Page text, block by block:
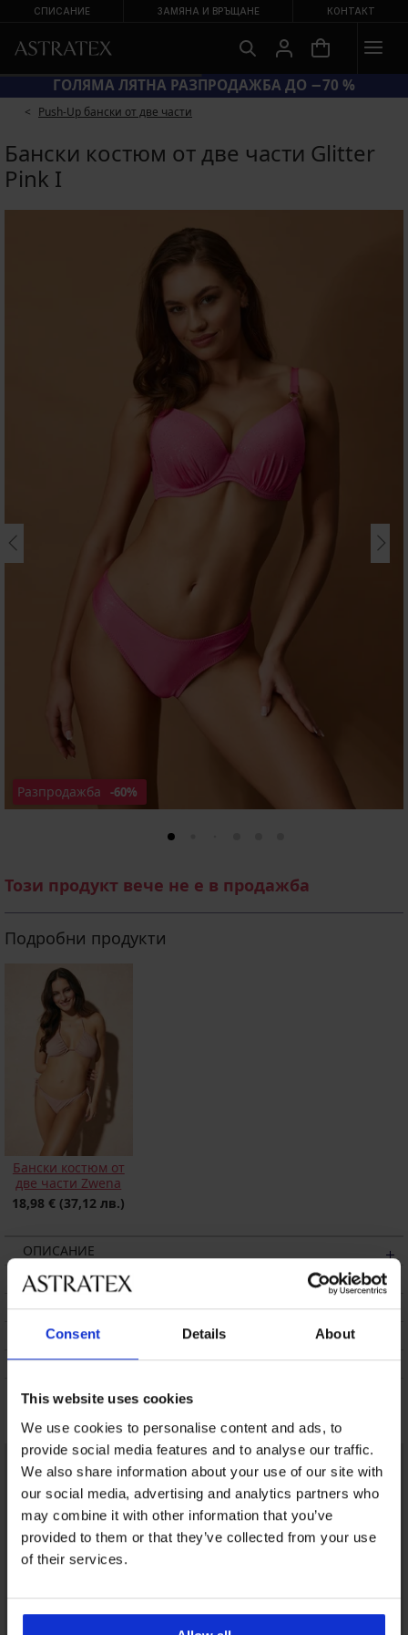
Consent Details About
This website uses cookies
We use cookies to personalise content and ads, to
provide social media features and to analyse our traffic.
We also share information about your use of our site with
our social media, advertising and analytics partners who
may combine it with other information that you’ve
provided to them or that they’ve collected from your use
of their services.
СПИСАНИЕ ЗАМЯНА И ВРЪЩАНЕ КОНТАКТ
ГОЛЯМА ЛЯТНА РАЗПРОДАЖБА ДО −70 %
Push-Up бански от две части
Бански костюм от две части Glitter
Pink I
Разпродажба -60%
Този продукт вече не е в продажба
Подробни продукти
Бански костюм от
две части Zwena
18,98 € (37,12 лв.)
ОПИСАНИЕ
ТРАНСПОРТ И ПЛАЩАНЕ
СМЯНА
ПОДДРЪЖКА И ПРАНЕ
ЗА МАРКАТА
Може да ви хареса